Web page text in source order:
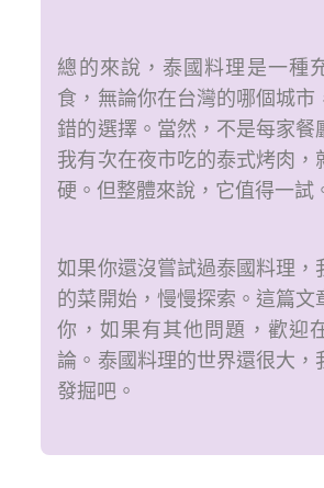
總的來說，泰國料理是一種
食，無論你在台灣的哪個城市
錯的選擇。當然，不是每家餐
我有次在夜市吃的泰式烤肉，
硬。但整體來說，它值得一試
如果你還沒嘗試過泰國料理，
的菜開始，慢慢探索。這篇文
你，如果有其他問題，歡迎
論。泰國料理的世界還很大，
發掘吧。